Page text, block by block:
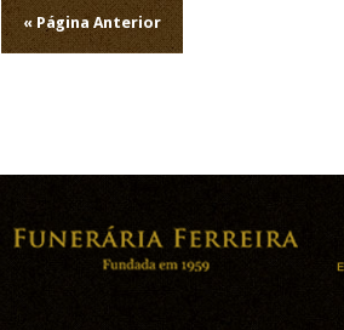
artigos
« Página Anterior